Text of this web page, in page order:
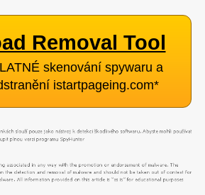
Removal Tool
skenování spywaru a
istartpageing.com*